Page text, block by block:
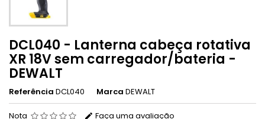
DCL040 - Lanterna cabeça rotativa
XR 18V sem carregador/bateria -
DEWALT
Referência DCL040 Marca DEWALT
Nota Faça uma avaliação